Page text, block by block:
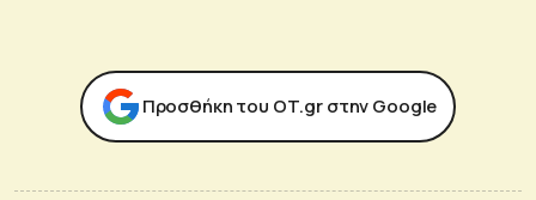
Προσθήκη του ΟΤ.gr στην Google